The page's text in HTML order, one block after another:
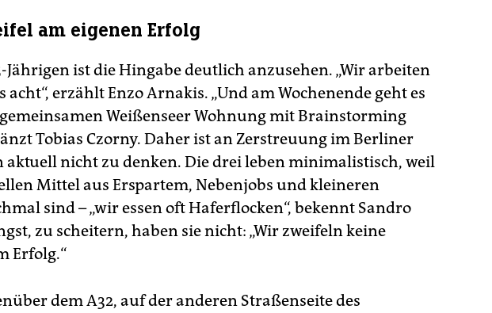
am eigenen Erfolg
Jährigen ist die Hingabe deutlich anzusehen. „Wir arbeiten
acht“, erzählt Enzo Arnakis. „Und am Wochenende geht es
Weißenseer Wohnung mit Brainstorming
Tobias Czorny. Daher ist an Zerstreuung im Berliner
aktuell nicht zu denken. Die drei leben minimalistisch, weil
Mittel aus Erspartem, Nebenjobs und kleineren
sind – „wir essen oft Haferflocken“, bekennt Sandro
zu scheitern, haben sie nicht: „Wir zweifeln keine
Erfolg.“
dem A32, auf der anderen Straßenseite des